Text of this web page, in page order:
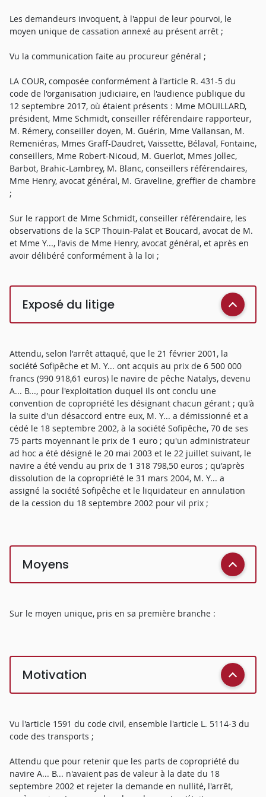
Les demandeurs invoquent, à l'appui de leur pourvoi, le
moyen unique de cassation annexé au présent arrêt ;
Vu la communication faite au procureur général ;
LA COUR, composée conformément à l'article R. 431-5 du
code de l'organisation judiciaire, en l'audience publique du
12 septembre 2017, où étaient présents : Mme MOUILLARD,
président, Mme Schmidt, conseiller référendaire rapporteur,
M. Rémery, conseiller doyen, M. Guérin, Mme Vallansan, M.
Remeniéras, Mmes Graff-Daudret, Vaissette, Bélaval, Fontaine,
conseillers, Mme Robert-Nicoud, M. Guerlot, Mmes Jollec,
Barbot, Brahic-Lambrey, M. Blanc, conseillers référendaires,
Mme Henry, avocat général, M. Graveline, greffier de chambre
;
Sur le rapport de Mme Schmidt, conseiller référendaire, les
observations de la SCP Thouin-Palat et Boucard, avocat de M.
et Mme Y..., l'avis de Mme Henry, avocat général, et après en
avoir délibéré conformément à la loi ;
Exposé du litige
Attendu, selon l'arrêt attaqué, que le 21 février 2001, la
société Sofipêche et M. Y... ont acquis au prix de 6 500 000
francs (990 918,61 euros) le navire de pêche Natalys, devenu
A... B..., pour l'exploitation duquel ils ont conclu une
convention de copropriété les désignant chacun gérant ; qu'à
la suite d'un désaccord entre eux, M. Y... a démissionné et a
cédé le 18 septembre 2002, à la société Sofipêche, 70 de ses
75 parts moyennant le prix de 1 euro ; qu'un administrateur
ad hoc a été désigné le 20 mai 2003 et le 22 juillet suivant, le
navire a été vendu au prix de 1 318 798,50 euros ; qu'après
dissolution de la copropriété le 31 mars 2004, M. Y... a
assigné la société Sofipêche et le liquidateur en annulation
de la cession du 18 septembre 2002 pour vil prix ;
Moyens
Sur le moyen unique, pris en sa première branche :
Motivation
Vu l'article 1591 du code civil, ensemble l'article L. 5114-3 du
code des transports ;
Attendu que pour retenir que les parts de copropriété du
navire A... B... n'avaient pas de valeur à la date du 18
septembre 2002 et rejeter la demande en nullité, l'arrêt,